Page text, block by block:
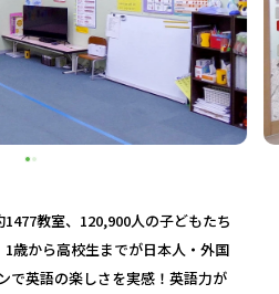
教室、120,900人の子どもたち
歳から高校生までが日本人・外国
で英語の楽しさを実感！英語力が